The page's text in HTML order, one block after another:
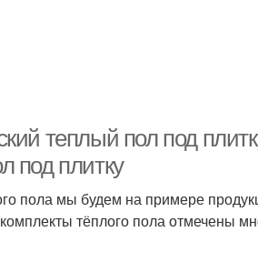
теплый пол под
под плитку
пола мы будем на примере
тёплого пола отмечены